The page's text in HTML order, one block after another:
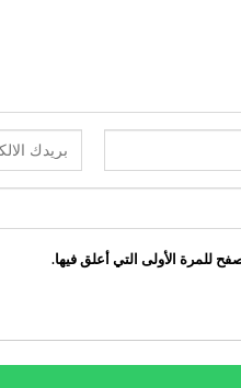
للمرة الأولى التي أعلق فيها.